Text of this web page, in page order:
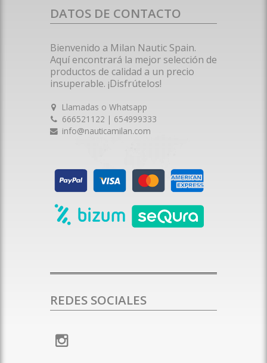
DATOS DE CONTACTO
Bienvenido a Milan Nautic Spain.
Aquí encontrará la mejor selección de
productos de calidad a un precio
insuperable. ¡Disfrútelos!
Llamadas o Whatsapp
666521122 | 654999333
info@nauticamilan.com
REDES SOCIALES